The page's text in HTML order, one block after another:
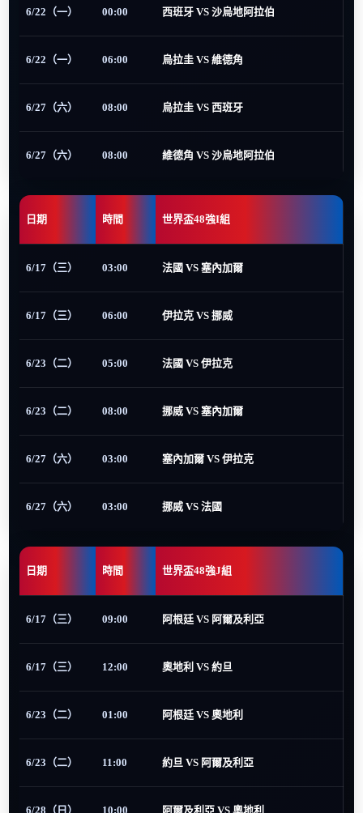
6/22（一） 00:00 西班牙 VS 沙烏地阿拉伯
6/22（一） 06:00 烏拉圭 VS 維德角
6/27（六） 08:00 烏拉圭 VS 西班牙
6/27（六） 08:00 維德角 VS 沙烏地阿拉伯
日期 時間 世界盃48強I組
6/17（三） 03:00 法國 VS 塞內加爾
6/17（三） 06:00 伊拉克 VS 挪威
6/23（二） 05:00 法國 VS 伊拉克
6/23（二） 08:00 挪威 VS 塞內加爾
6/27（六） 03:00 塞內加爾 VS 伊拉克
6/27（六） 03:00 挪威 VS 法國
日期 時間 世界盃48強J組
6/17（三） 09:00 阿根廷 VS 阿爾及利亞
6/17（三） 12:00 奧地利 VS 約旦
6/23（二） 01:00 阿根廷 VS 奧地利
6/23（二） 11:00 約旦 VS 阿爾及利亞
6/28（日） 10:00 阿爾及利亞 VS 奧地利